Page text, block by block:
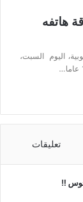
هاتفه
اليوم السبت،
تعليقات
!!